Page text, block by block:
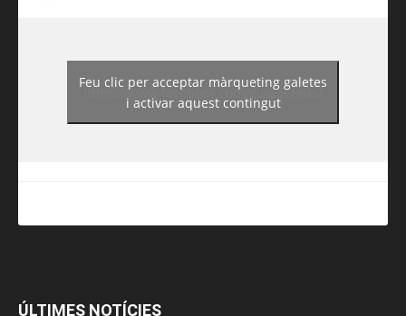
https://www.facebook.com/guiadereus/
Feu clic per acceptar màrqueting galetes
i activar aquest contingut
ÚLTIMES NOTÍCIES